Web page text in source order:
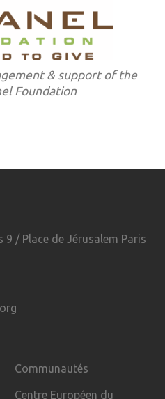
& support of the
Foundation
9 / Place de Jérusalem Paris
Communautés
Centre Européen du